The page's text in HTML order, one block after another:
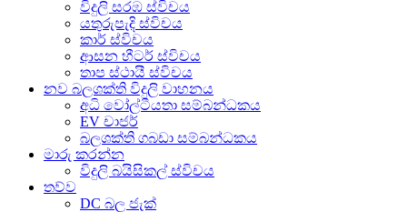
විදුලි සරඹ ස්විචය
යතුරුපැදි ස්විචය
කාර් ස්විචය
ආසන හීටර් ස්විචය
තාප ස්ථායී ස්විචය
නව බලශක්ති විදුලි වාහනය
අධි වෝල්ටීයතා සම්බන්ධකය
EV චාජර්
බලශක්ති ගබඩා සම්බන්ධකය
මාරු කරන්න
විදුලි බයිසිකල් ස්විචය
තව්ව
DC බල ජැක්